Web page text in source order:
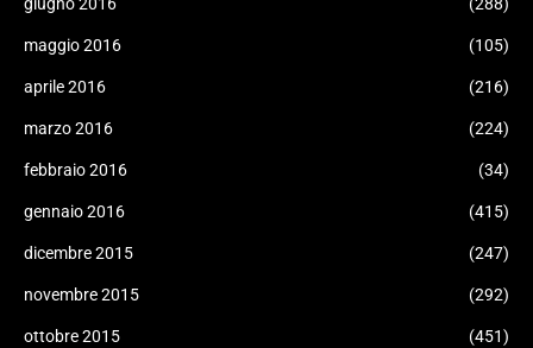
giugno 2016 (288)
maggio 2016 (105)
aprile 2016 (216)
marzo 2016 (224)
febbraio 2016 (34)
gennaio 2016 (415)
dicembre 2015 (247)
novembre 2015 (292)
ottobre 2015 (451)